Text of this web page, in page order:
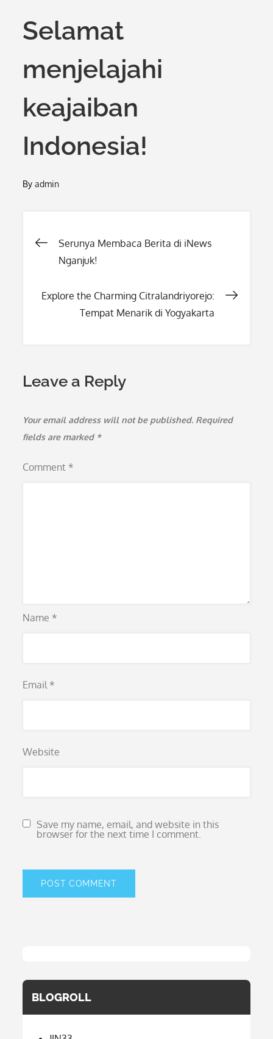
Selamat
menjelajahi
keajaiban
Indonesia!
Byadmin
Post
Serunya Membaca Berita di iNews
Nganjuk!
Explore the Charming Citralandriyorejo:
Tempat Menarik di Yogyakarta
Leave a Reply
Your email address will not be published. Required
fields are marked *
Comment *
Name *
Email *
Website
Save my name, email, and website in this
browser for the next time I comment.
BLOGROLL